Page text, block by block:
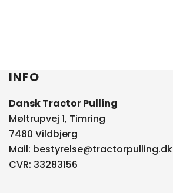
INFO
Dansk Tractor Pulling
Møltrupvej 1, Timring
7480 Vildbjerg
Mail: bestyrelse@tractorpulling.dk
CVR: 33283156